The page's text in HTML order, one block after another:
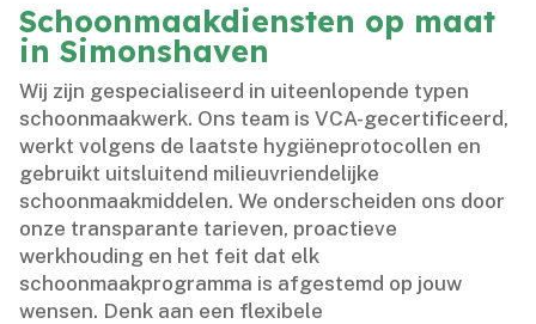
Schoonmaakdiensten op maat
in Simonshaven
Wij zijn gespecialiseerd in uiteenlopende typen
schoonmaakwerk.​ Ons team is VCA-gecertificeerd,
werkt volgens de laatste hygiëneprotocollen en
gebruikt uitsluitend milieuvriendelijke
schoonmaakmiddelen.​ We onderscheiden ons door
onze transparante tarieven, proactieve
werkhouding en het feit dat elk
schoonmaakprogramma is afgestemd op jouw
wensen.​ Denk aan een flexibele